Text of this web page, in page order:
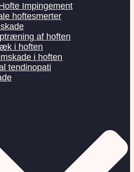
Impingement
hoftesmerter
af hoften
i hoften
i hoften
tendinopati